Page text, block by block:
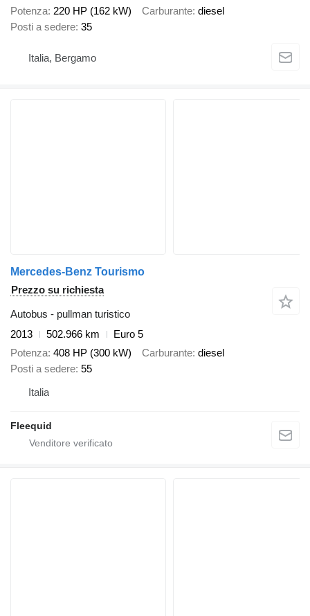
Potenza 220 HP (162 kW) Carburante diesel
Posti a sedere 35
Italia, Bergamo
Mercedes-Benz Tourismo
Prezzo su richiesta
Autobus - pullman turistico
2013
502.966 km
Euro 5
Potenza 408 HP (300 kW) Carburante diesel
Posti a sedere 55
Italia
Fleequid